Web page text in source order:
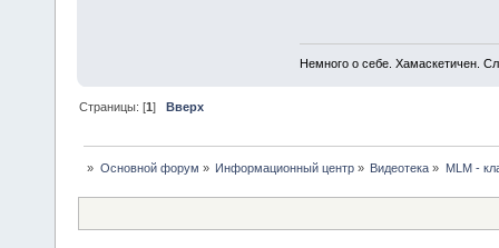
Немного о себе. Хамаскетичен.
Страницы: [1] Вверх
» Основной форум » Информационный центр» Видеотека » MLM -